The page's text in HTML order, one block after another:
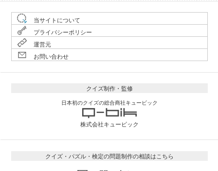
当サイトについて
プライバシーポリシー
運営元
お問い合わせ
クイズ制作・監修
日本初のクイズの総合商社キュービック
株式会社キュービック
クイズ・パズル・検定の問題制作の相談はこちら